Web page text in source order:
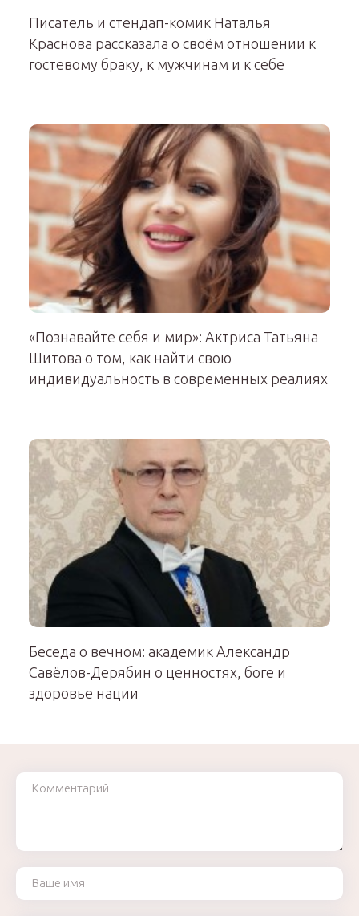
Писатель и стендап-комик Наталья
Краснова рассказала о своём отношении к
гостевому браку, к мужчинам и к себе
«Познавайте себя и мир»: Актриса Татьяна
Шитова о том, как найти свою
индивидуальность в современных реалиях
Беседа о вечном: академик Александр
Савёлов-Дерябин о ценностях, боге и
здоровье нации
Комментарий
Ваше имя